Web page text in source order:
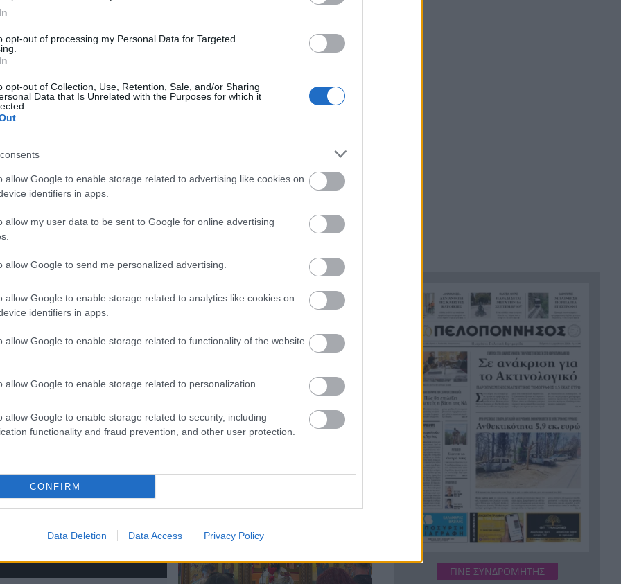
opt-out of processing my Personal Data for Targeted
opt-out of Collection, Use, Retention, Sale, and/or Sharing
Data that Is Unrelated with the Purposes for which it
allow Google to enable storage related to advertising like cookies on
identifiers in apps.
allow my user data to be sent to Google for online advertising
allow Google to send me personalized advertising.
allow Google to enable storage related to analytics like cookies on
identifiers in apps.
allow Google to enable storage related to functionality of the website
allow Google to enable storage related to personalization.
allow Google to enable storage related to security, including
functionality and fraud prevention, and other user protection.
CONFIRM
Data Deletion Data Access Privacy Policy
τιςειδήσειςστο Bing News και το Google News
παραδέχεται παραβίαση
AI μοντέλο της
Με λαμπρότητα ο εορτασμός της
Μεταμορφώσεως του Σωτήρος
παρουσιάσουν προφορικά τις
εργασίες τους
20:36 Το τελευταίο «αντίο» στην
τελετή αποτέφρωσης του
συντονιστή που σκοτώθηκε
μετά τη σύγκρουση
ελικοπτέρων στην Ψάθα,
ΦΩΤΟ
Στιγμές αγωνίας και θρίλερ
στο Αίγιο: Οδηγός λεωφορείου
έχασε τις αισθήσεις του και τη
ζωή του! ΦΩΤΟ
20:12 Κόκκινα τα 118 κτίρια στις 325
αυτοψίες των πληγεισών
καταστροφικές πυρκαγιές
ΓΙΝΕ ΣΥΝΔΡΟΜΗΤΗΣ